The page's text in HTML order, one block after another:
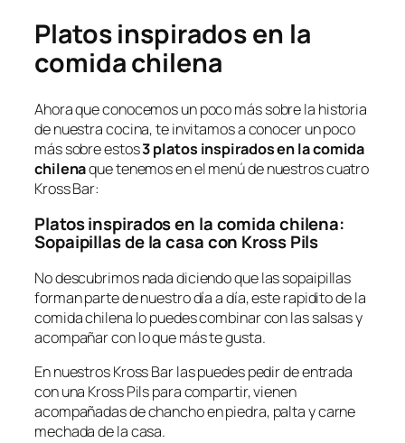
Platos inspirados en la
comida chilena
Ahora que conocemos un poco más sobre la historia
de nuestra cocina, te invitamos a conocer un poco
más sobre estos3 platos inspirados en la comida
chilenaque tenemos en el menú de nuestros cuatro
Kross Bar:
Platos inspirados en la comida chilena:
Sopaipillas de la casa con Kross Pils
No descubrimos nada diciendo que las sopaipillas
forman parte de nuestro día a día, este rapidito de la
comida chilena lo puedes combinar con las salsas y
acompañar con lo que más te gusta.
En nuestros Kross Bar las puedes pedir de entrada
con una Kross Pils para compartir, vienen
acompañadas de chancho en piedra, palta y carne
mechada de la casa.